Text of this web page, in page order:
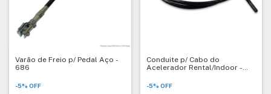
Varão de Freio p/ Pedal Aço -
686
-5% OFF
Conduite p/ Cabo do
Acelerador Rental/Indoor -
-5% OFF